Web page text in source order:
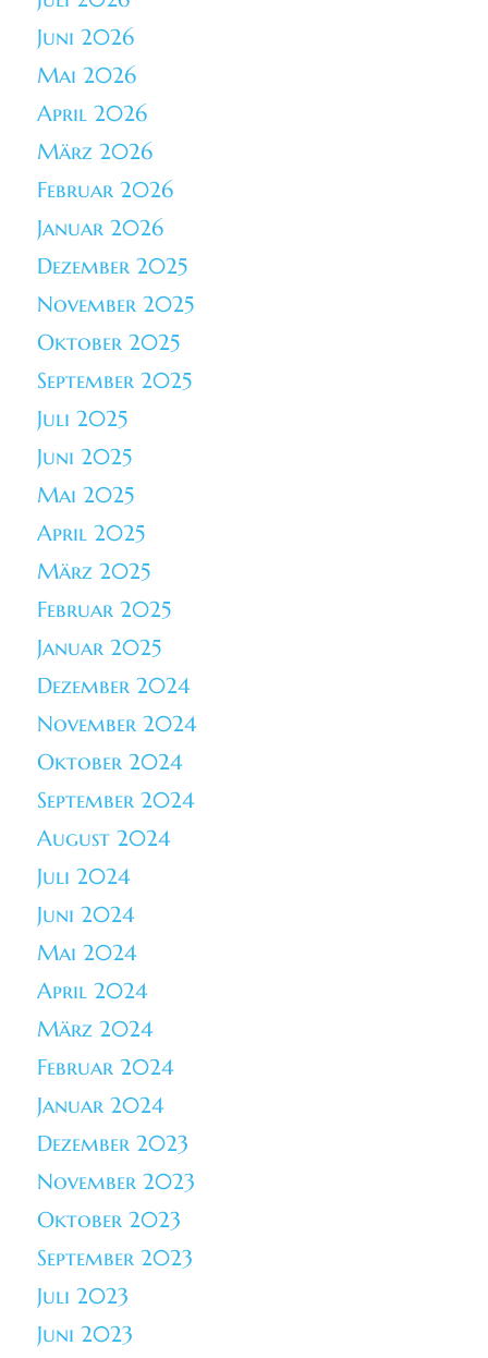
Juni 2026
Mai 2026
April 2026
März 2026
Februar 2026
Januar 2026
Dezember 2025
November 2025
Oktober 2025
September 2025
Juli 2025
Juni 2025
Mai 2025
April 2025
März 2025
Februar 2025
Januar 2025
Dezember 2024
November 2024
Oktober 2024
September 2024
August 2024
Juli 2024
Juni 2024
Mai 2024
April 2024
März 2024
Februar 2024
Januar 2024
Dezember 2023
November 2023
Oktober 2023
September 2023
Juli 2023
Juni 2023